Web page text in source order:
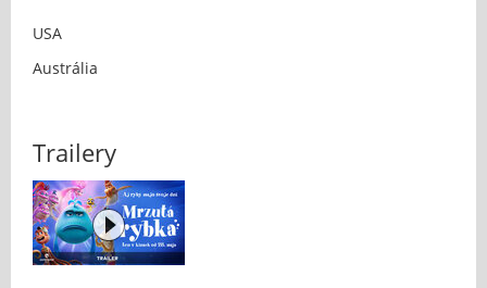
USA
Austrália
Trailery